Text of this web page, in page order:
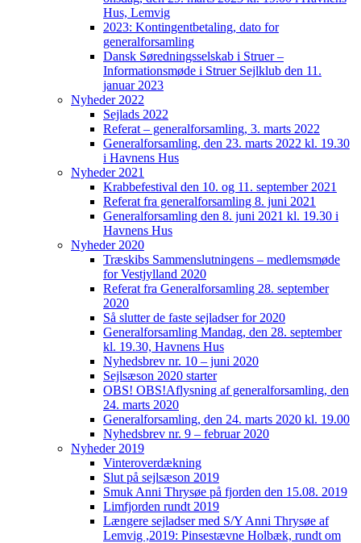
Hus, Lemvig
2023: Kontingentbetaling, dato for
generalforsamling
Dansk Søredningsselskab i Struer –
Informationsmøde i Struer Sejlklub den 11.
januar 2023
Nyheder 2022
Sejlads 2022
Referat – generalforsamling, 3. marts 2022
Generalforsamling, den 23. marts 2022 kl. 19.30
i Havnens Hus
Nyheder 2021
Krabbefestival den 10. og 11. september 2021
Referat fra generalforsamling 8. juni 2021
Generalforsamling den 8. juni 2021 kl. 19.30 i
Havnens Hus
Nyheder 2020
Træskibs Sammenslutningens – medlemsmøde
for Vestjylland 2020
Referat fra Generalforsamling 28. september
2020
Så slutter de faste sejladser for 2020
Generalforsamling Mandag, den 28. september
kl. 19.30, Havnens Hus
Nyhedsbrev nr. 10 – juni 2020
Sejlsæson 2020 starter
OBS! OBS!Aflysning af generalforsamling, den
24. marts 2020
Generalforsamling, den 24. marts 2020 kl. 19.00
Nyhedsbrev nr. 9 – februar 2020
Nyheder 2019
Vinteroverdækning
Slut på sejlsæson 2019
Smuk Anni Thrysøe på fjorden den 15.08. 2019
Limfjorden rundt 2019
Længere sejladser med S/Y Anni Thrysøe af
Lemvig ,2019: Pinsestævne Holbæk, rundt om